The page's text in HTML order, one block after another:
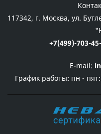
117342, г. Москва, ул.
+7(499)-703-
E-mail:
График работы: пн -